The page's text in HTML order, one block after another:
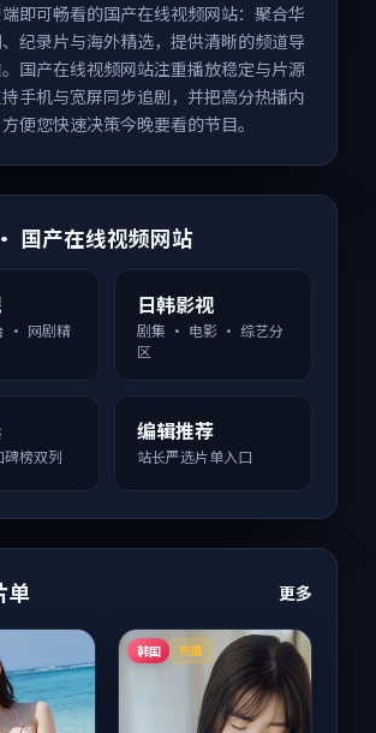
即可畅看的国产在线视频网站：聚合华
纪录片与海外精选，提供清晰的频道导
国产在线视频网站注重播放稳定与片源
手机与宽屏同步追剧，并把高分热播内
便您快速决策今晚要看的节目。
国产在线视频网站
· 网剧精
日韩影视
剧集 · 电影 · 综艺分
区
榜双列
编辑推荐
站长严选片单入口
单 更多
韩国 热播